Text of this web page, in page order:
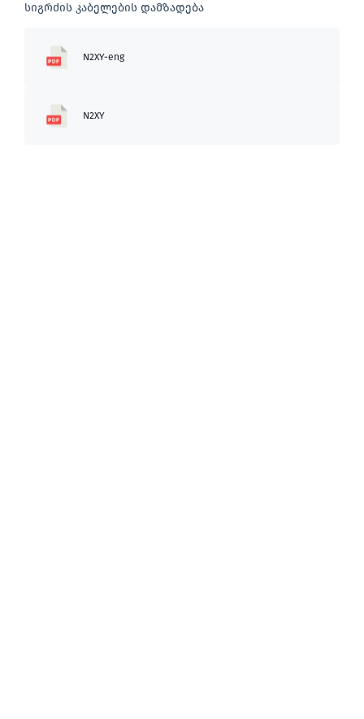
სიგრძის კაბელების დამზადება
N2XY-eng
N2XY